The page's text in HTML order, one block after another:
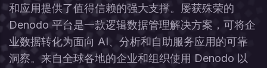
和应用提供了值得信赖的强大支撑。屡获殊荣的
Denodo 平台是一款逻辑数据管理解决方案，可将企
业数据转化为面向 AI、分析和自助服务应用的可靠
洞察。来自全球各地的企业和组织使用 Denodo 以